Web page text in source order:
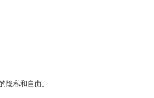
隐私和自由。